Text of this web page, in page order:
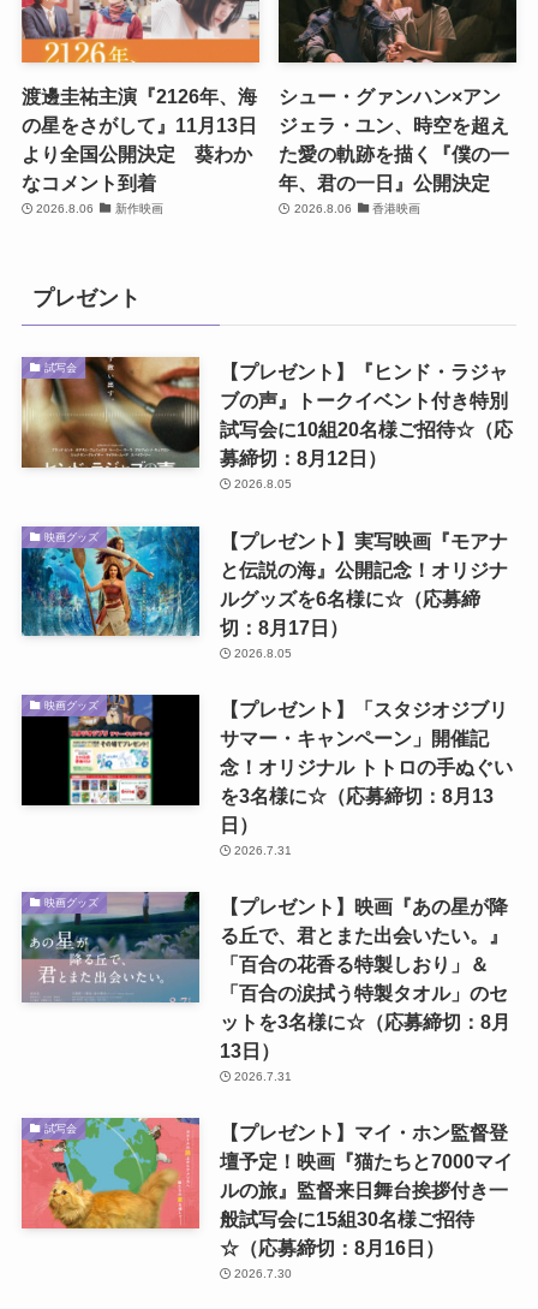
渡邊圭祐主演『2126年、海
の星をさがして』11月13日
より全国公開決定 葵わか
なコメント到着
2026.8.06 新作映画
シュー・グァンハン×アン
ジェラ・ユン、時空を超え
た愛の軌跡を描く『僕の一
年、君の一日』公開決定
2026.8.06 香港映画
プレゼント
試写会
【プレゼント】『ヒンド・ラジャ
ブの声』トークイベント付き特別
試写会に10組20名様ご招待☆（応
募締切：8月12日）
2026.8.05
映画グッズ
【プレゼント】実写映画『モアナ
と伝説の海』公開記念！オリジナ
ルグッズを6名様に☆（応募締
切：8月17日）
2026.8.05
映画グッズ
【プレゼント】「スタジオジブリ
サマー・キャンペーン」開催記
念！オリジナル トトロの手ぬぐい
を3名様に☆（応募締切：8月13
日）
2026.7.31
映画グッズ
【プレゼント】映画『あの星が降
る丘で、君とまた出会いたい。』
「百合の花香る特製しおり」＆
「百合の涙拭う特製タオル」のセ
ットを3名様に☆（応募締切：8月
13日）
2026.7.31
試写会
【プレゼント】マイ・ホン監督登
壇予定！映画『猫たちと7000マイ
ルの旅』監督来日舞台挨拶付き一
般試写会に15組30名様ご招待
☆（応募締切：8月16日）
2026.7.30